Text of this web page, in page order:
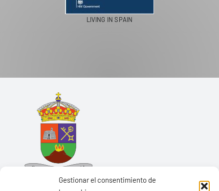
Gestionar el consentimiento de
LIVING IN SPAIN